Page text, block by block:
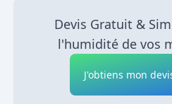
Devis Gratuit &
l'humidité de vos
J'obtiens mon